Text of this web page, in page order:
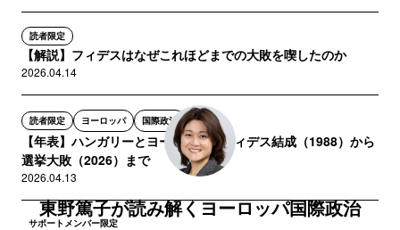
読者限定
【解説】フィデスはなぜこれほどまでの大敗を喫したのか
2026.04.14
読者限定 ヨーロッパ 国際政治
【年表】ハンガリーとヨーロッパ：フィデス結成（1988）から
選挙大敗（2026）まで
2026.04.13
サポートメンバー限定
東野篤子が読み解くヨーロッパ国際政治